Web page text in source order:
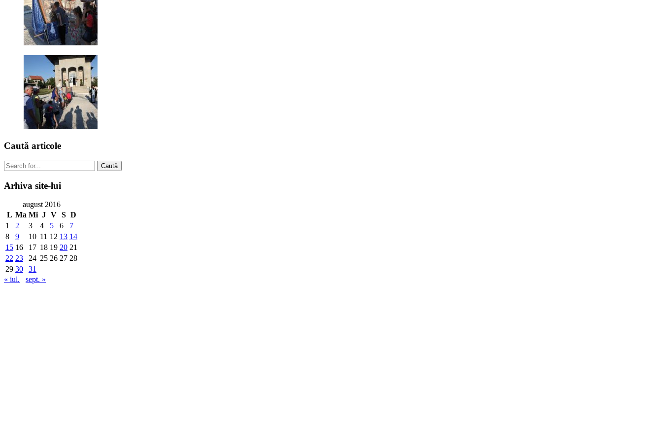
Caută articole
Caută
Arhiva site-lui
august 2016
L Ma Mi J V S D
1
2 3 4 5 6
7
8
9 10 11 12 13 14
15 16 17 18 19 20 21
22 23 24 25 26 27 28
29 30
31
« iul.
sept. »